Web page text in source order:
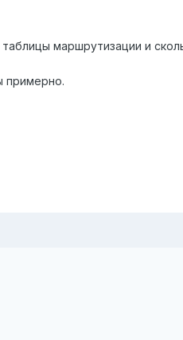
маршрутизации и
примерно.